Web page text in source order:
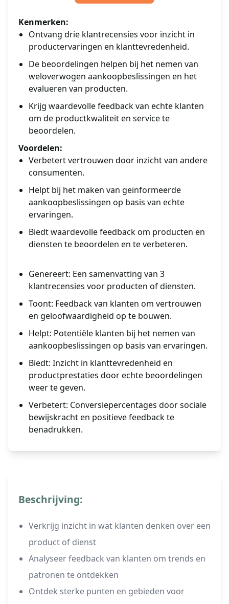
Kenmerken:
Ontvang drie klantrecensies voor inzicht in
productervaringen en klanttevredenheid.
De beoordelingen helpen bij het nemen van
weloverwogen aankoopbeslissingen en het
evalueren van producten.
Krijg waardevolle feedback van echte klanten
om de productkwaliteit en service te
beoordelen.
Voordelen:
Verbetert vertrouwen door inzicht van andere
consumenten.
Helpt bij het maken van geïnformeerde
aankoopbeslissingen op basis van echte
ervaringen.
Biedt waardevolle feedback om producten en
diensten te beoordelen en te verbeteren.
Genereert: Een samenvatting van 3
klantrecensies voor producten of diensten.
Toont: Feedback van klanten om vertrouwen
en geloofwaardigheid op te bouwen.
Helpt: Potentiële klanten bij het nemen van
aankoopbeslissingen op basis van ervaringen.
Biedt: Inzicht in klanttevredenheid en
productprestaties door echte beoordelingen
weer te geven.
Verbetert: Conversiepercentages door sociale
bewijskracht en positieve feedback te
benadrukken.
Beschrijving:
Verkrijg inzicht in wat klanten denken over een
product of dienst
Analyseer feedback van klanten om trends en
patronen te ontdekken
Ontdek sterke punten en gebieden voor